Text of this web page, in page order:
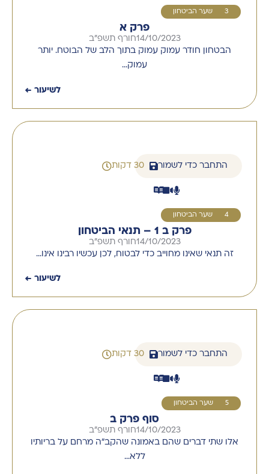
13 שער הביטחון
פרק א
14/10/2023חורף תשפ''ב
הבטחון חודר עמוק עמוק בתוך הלב של הבוטח. יותר
עמוק…
לשיעור ←
התחבר כדי לשמור 30 דקות
14 שער הביטחון
פרק ב 1 – תנאי הביטחון
14/10/2023חורף תשפ''ב
זה תנאי שאינו מחוייב כדי לבטוח, לכן עכשיו רבינו אינו…
לשיעור ←
התחבר כדי לשמור 30 דקות
15 שער הביטחון
סוף פרק ב
14/10/2023חורף תשפ''ב
אלו שתי דברים שהם באמונה שהקב"ה מרחם על בריותיו
ללא…